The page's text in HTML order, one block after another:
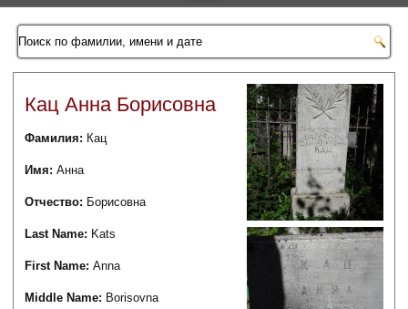
Кац Анна Борисовна
Фамилия: Кац
Имя:Анна
Отчество: Борисовна
Last Name: Kats
First Name:Anna
Middle Name: Borisovna